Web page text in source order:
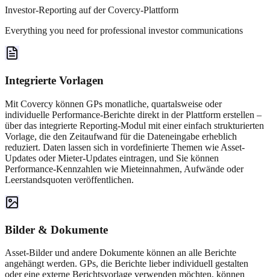
Investor-Reporting auf der Covercy-Plattform
Everything you need for professional investor communications
Integrierte Vorlagen
Mit Covercy können GPs monatliche, quartalsweise oder
individuelle Performance-Berichte direkt in der Plattform erstellen –
über das integrierte Reporting-Modul mit einer einfach strukturierten
Vorlage, die den Zeitaufwand für die Dateneingabe erheblich
reduziert. Daten lassen sich in vordefinierte Themen wie Asset-
Updates oder Mieter-Updates eintragen, und Sie können
Performance-Kennzahlen wie Mieteinnahmen, Aufwände oder
Leerstandsquoten veröffentlichen.
Bilder & Dokumente
Asset-Bilder und andere Dokumente können an alle Berichte
angehängt werden. GPs, die Berichte lieber individuell gestalten
oder eine externe Berichtsvorlage verwenden möchten, können